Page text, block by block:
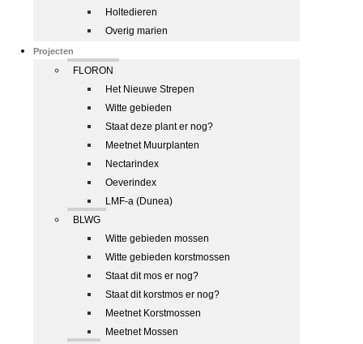
Holtedieren
Overig marien
Projecten
FLORON
Het Nieuwe Strepen
Witte gebieden
Staat deze plant er nog?
Meetnet Muurplanten
Nectarindex
Oeverindex
LMF-a (Dunea)
BLWG
Witte gebieden mossen
Witte gebieden korstmossen
Staat dit mos er nog?
Staat dit korstmos er nog?
Meetnet Korstmossen
Meetnet Mossen